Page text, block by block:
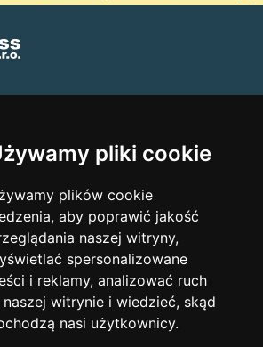
pliki cookie
plików cookie
aby poprawić jakość
naszej witryny,
spersonalizowane
i reklamy, analizować ruch
witrynie i wiedzieć, skąd
nasi użytkownicy.